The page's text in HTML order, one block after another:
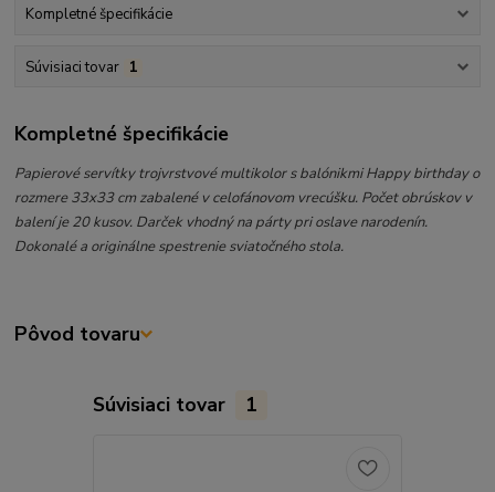
Kompletné špecifikácie
Súvisiaci tovar 1
Kompletné špecifikácie
Papierové servítky trojvrstvové multikolor s balónikmi Happy birthday o
rozmere 33x33 cm zabalené v celofánovom vrecúšku. Počet obrúskov v
balení je 20 kusov. Darček vhodný na párty pri oslave narodenín.
Dokonalé a originálne spestrenie sviatočného stola.
Pôvod tovaru
Súvisiaci tovar 1